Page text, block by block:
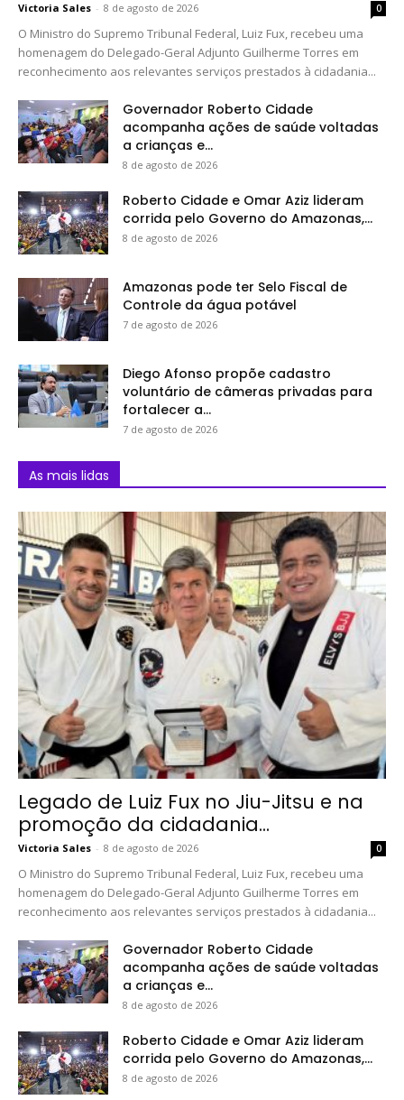
Victoria Sales - 8 de agosto de 2026 0
O Ministro do Supremo Tribunal Federal, Luiz Fux, recebeu uma
homenagem do Delegado-Geral Adjunto Guilherme Torres em
reconhecimento aos relevantes serviços prestados à cidadania...
Governador Roberto Cidade
acompanha ações de saúde voltadas
a crianças e...
8 de agosto de 2026
Roberto Cidade e Omar Aziz lideram
corrida pelo Governo do Amazonas,...
8 de agosto de 2026
Amazonas pode ter Selo Fiscal de
Controle da água potável
7 de agosto de 2026
Diego Afonso propõe cadastro
voluntário de câmeras privadas para
fortalecer a...
7 de agosto de 2026
As mais lidas
Legado de Luiz Fux no Jiu-Jitsu e na
promoção da cidadania...
Victoria Sales - 8 de agosto de 2026 0
O Ministro do Supremo Tribunal Federal, Luiz Fux, recebeu uma
homenagem do Delegado-Geral Adjunto Guilherme Torres em
reconhecimento aos relevantes serviços prestados à cidadania...
Governador Roberto Cidade
acompanha ações de saúde voltadas
a crianças e...
8 de agosto de 2026
Roberto Cidade e Omar Aziz lideram
corrida pelo Governo do Amazonas,...
8 de agosto de 2026